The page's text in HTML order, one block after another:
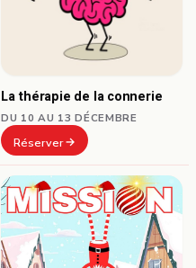
La thérapie de la connerie
DU 10 AU 13 DÉCEMBRE
Réserver